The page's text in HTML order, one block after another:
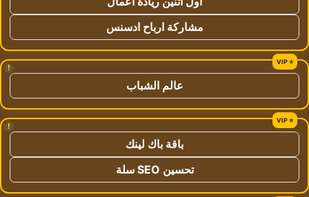
مشاركة ارباح ادسنس
!
عالم الشباب
!
باقة باك لينك
تحسين SEO سلة